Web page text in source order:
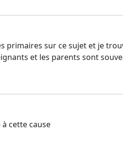
primaires sur ce sujet et je
et les parents sont
cette cause